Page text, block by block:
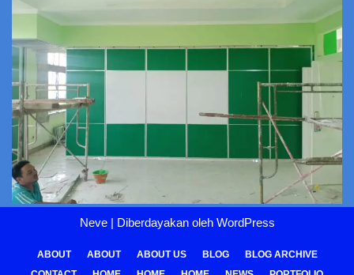
Neve| Diberdayakan oleh WordPress
ABOUT ABOUT ABOUT US BLOG
BLOG ARCHIVE